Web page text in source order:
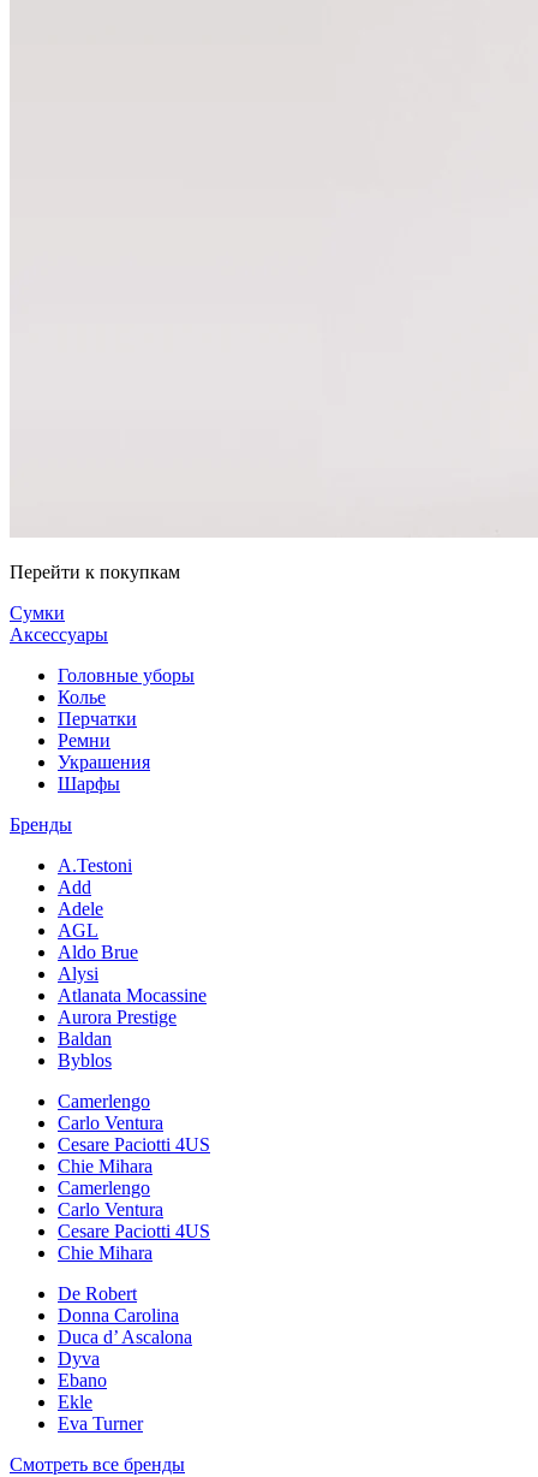
Перейти к покупкам
Сумки
Аксессуары
Головные уборы
Колье
Перчатки
Ремни
Украшения
Шарфы
Бренды
A.Testoni
Add
Adele
AGL
Aldo Brue
Alysi
Atlanata Mocassine
Aurora Prestige
Baldan
Byblos
Camerlengo
Carlo Ventura
Cesare Paciotti 4US
Chie Mihara
Camerlengo
Carlo Ventura
Cesare Paciotti 4US
Chie Mihara
De Robert
Donna Carolina
Duca d’ Ascalona
Dyva
Ebano
Ekle
Eva Turner
Смотреть все бренды